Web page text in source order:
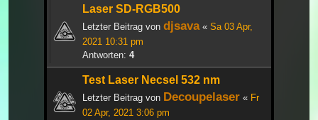
Laser SD-RGB500
Letzter Beitrag von djsava« Sa 03 Apr,
2021 10:31 pm
Antworten: 4
Test Laser Necsel 532 nm
Letzter Beitrag von Decoupelaser « Fr
02 Apr, 2021 3:06 pm